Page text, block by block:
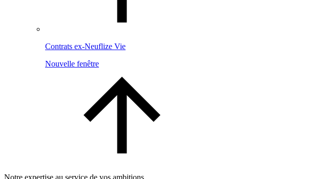
Contrats ex-Neuflize Vie
Nouvelle fenêtre
Notre expertise au service de vos ambitions